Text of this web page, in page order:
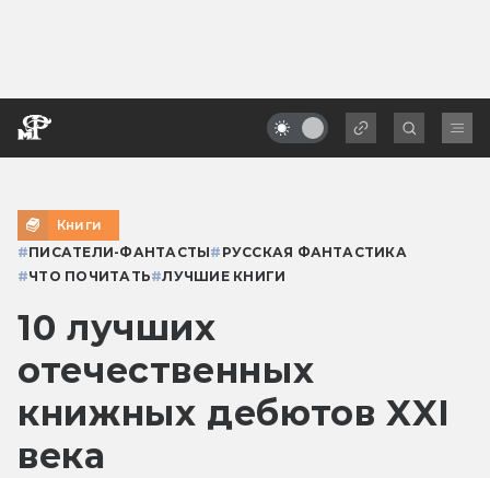
Книги
#ПИСАТЕЛИ-ФАНТАСТЫ# РУССКАЯ ФАНТАСТИКА
#ЧТО ПОЧИТАТЬ#ЛУЧШИЕ КНИГИ
10 лучших
отечественных
книжных дебютов XXI
века